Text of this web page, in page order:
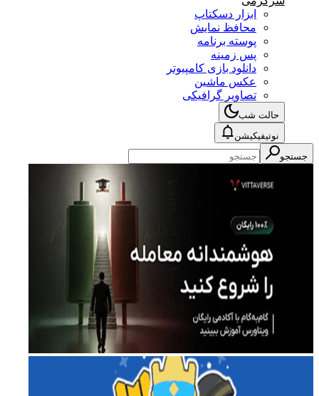
ابزار دسکتاپ
محافظ نمایش
پوسته برنامه
پس زمینه
دانلود بازی کامپیوتر
عکس ماشین
تصاویر گرافیکی
حالت شب
نوتیفیکیشن
جستجو